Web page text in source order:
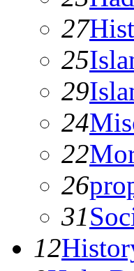
27
25
29
24
22
26
31
12